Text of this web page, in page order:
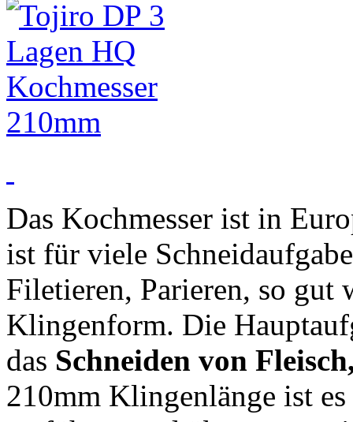
Das Kochmesser ist in
ist für viele
Filetieren, Parieren, so gut
Klingenform. Die
das Schneiden von
210mm Klingenlänge ist